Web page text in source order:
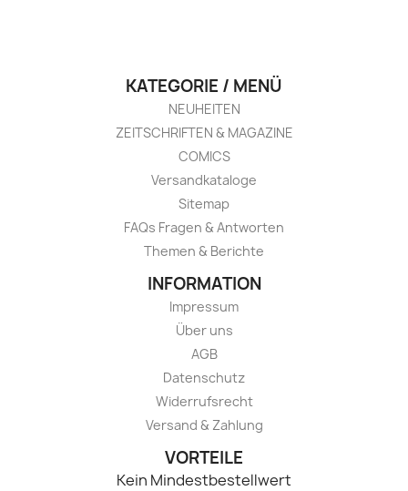
KATEGORIE / MENÜ
NEUHEITEN
ZEITSCHRIFTEN & MAGAZINE
COMICS
Versandkataloge
Sitemap
FAQs Fragen & Antworten
Themen & Berichte
INFORMATION
Impressum
Über uns
AGB
Datenschutz
Widerrufsrecht
Versand & Zahlung
VORTEILE
Kein Mindestbestellwert